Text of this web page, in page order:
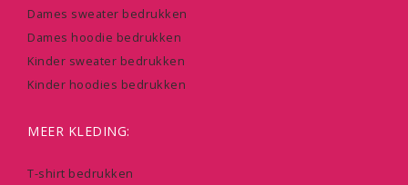
Dames sweater bedrukken
Dames hoodie bedrukken
Kinder sweater bedrukken
Kinder hoodies bedrukken
MEER KLEDING:
T-shirt bedrukken